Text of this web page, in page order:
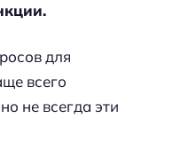
для
всего
не всегда эти